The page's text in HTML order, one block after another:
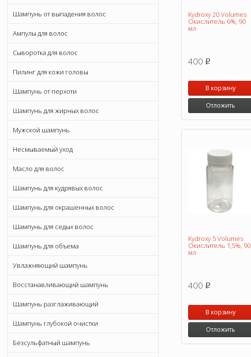
Шампунь от выпадения волос
Ампулы для волос
Сыворотка для волос
Пилинг для кожи головы
Шампунь от перхоти
Шампунь для жирных волос
Мужской шампунь
Несмываемый уход
Масло для волос
Шампунь для кудрявых волос
Шампунь для окрашенных волос
Шампунь для седых волос
Шампунь для объема
Увлажняющий шампунь
Восстанавливающий шампунь
Шампунь разглаживающий
Шампунь глубокой очистки
Безсульфатный шампунь
Kydroxy 20 Volumes
Окислитель 6%, 90
мл
400 p
В корзину
Отложить
Kydroxy 5 Volumes
Окислитель 1,5%, 90
мл
400 p
В корзину
Отложить